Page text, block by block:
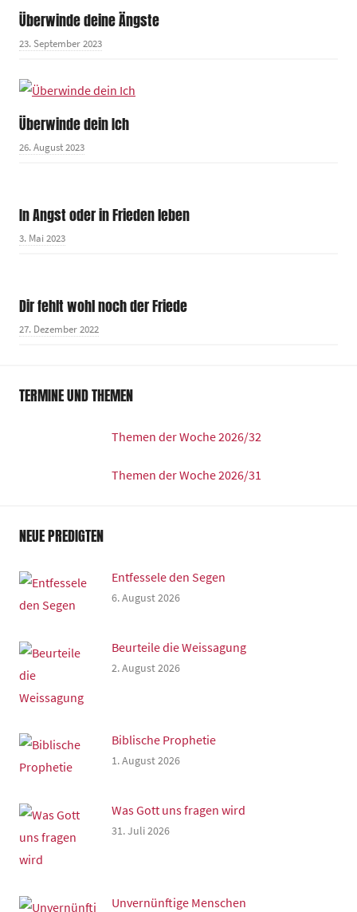
Überwinde deine Ängste
23. September 2023
Überwinde dein Ich
26. August 2023
In Angst oder in Frieden leben
3. Mai 2023
Dir fehlt wohl noch der Friede
27. Dezember 2022
TERMINE UND THEMEN
Themen der Woche 2026/32
Themen der Woche 2026/31
NEUE PREDIGTEN
Entfessele den Segen
6. August 2026
Beurteile die Weissagung
2. August 2026
Biblische Prophetie
1. August 2026
Was Gott uns fragen wird
31. Juli 2026
Unvernünftige Menschen